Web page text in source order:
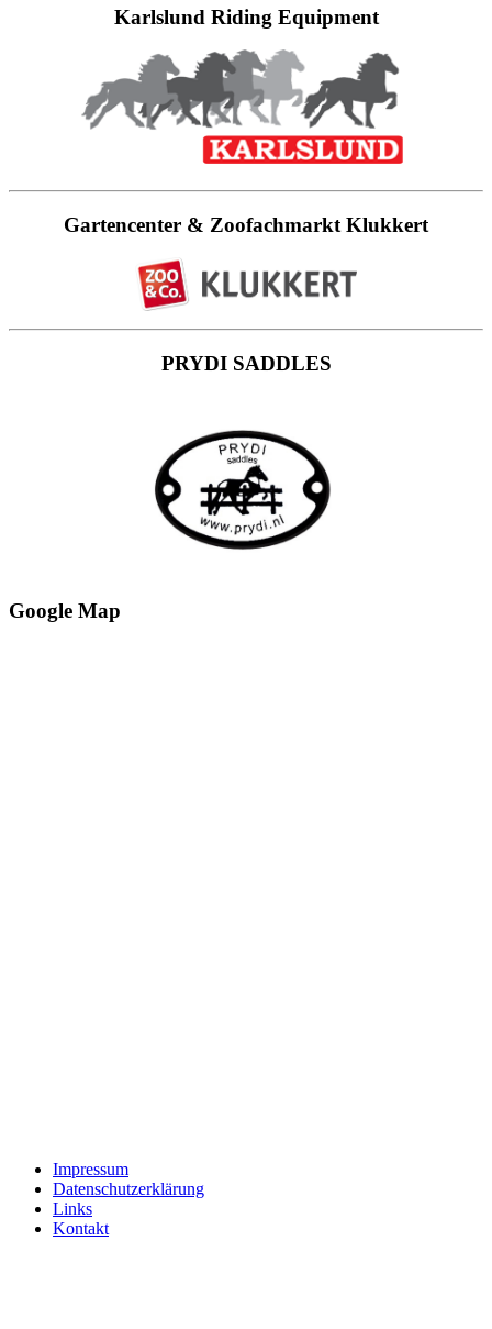
Karlslund Riding Equipment
Gartencenter & Zoofachmarkt Klukkert
PRYDI SADDLES
Google Map
Impressum
Datenschutzerklärung
Links
Kontakt